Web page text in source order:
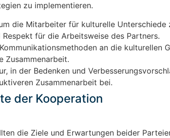
zu implementieren.
die Mitarbeiter für kulturelle Unterschiede
für die Arbeitsweise des Partners.
an die kulturellen
Zusammenarbeit.
in der Bedenken und
Zusammenarbeit bei.
der Kooperation
die Ziele und Erwartungen beider